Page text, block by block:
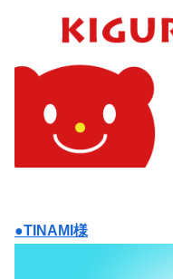
●TINAMI様